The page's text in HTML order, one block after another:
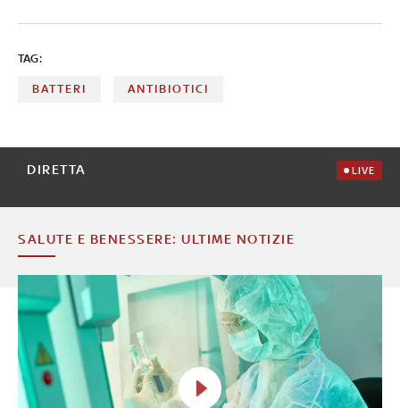
TAG:
BATTERI ANTIBIOTICI
DIRETTA LIVE
SALUTE E BENESSERE: ULTIME NOTIZIE